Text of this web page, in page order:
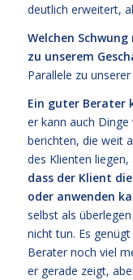
deutlich erweitert,
Welchen
zu unserem
Parallele zu
Ein guter Berater
er kann auch
berichten, die weit
des Klienten liegen,
dass der Klient
oder anwenden
selbst als
nicht tun. Es
Berater noch viel
er gerade zeigt,